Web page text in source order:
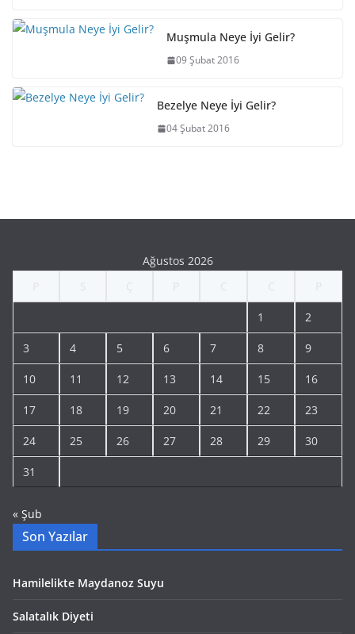
Muşmula Neye İyi Gelir?
09 Şubat 2016
Bezelye Neye İyi Gelir?
04 Şubat 2016
Ağustos 2026
1 2
3 4 5 6 7 8 9
10 11 12 13 14 15 16
17 18 19 20 21 22 23
24 25 26 27 28 29 30
31
« Şub
Son Yazılar
Hamilelikte Maydanoz Suyu
Salatalık Diyeti